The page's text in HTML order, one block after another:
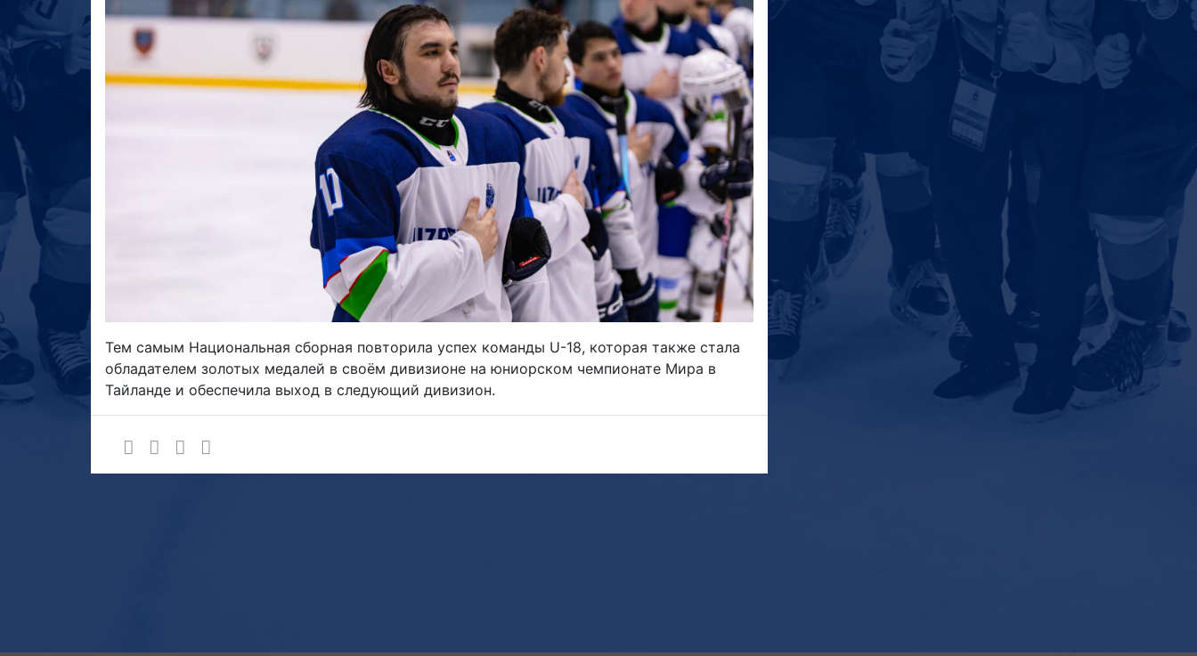
Тем самым Национальная сборная повторила успех команды U-18, которая также стала
обладателем золотых медалей в своём дивизионе на юниорском чемпионате Мира в
Тайланде и обеспечила выход в следующий дивизион.